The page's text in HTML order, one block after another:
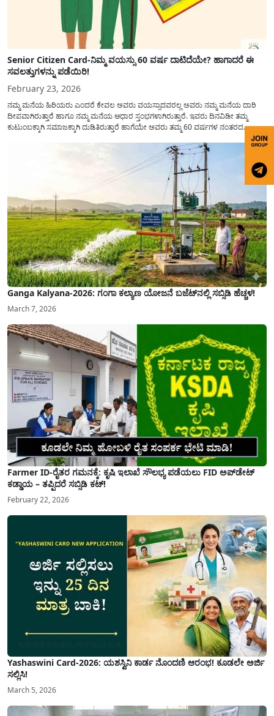
Senior Citizen Card-ನಿಮ್ಮ ವಯಸ್ಸು 60 ವರ್ಷ ದಾಟಿದೆಯೇ? ಹಾಗಾದರೆ ಈ
ಸವಲತ್ತುಗಳನ್ನು ಪಡೆಯಿರಿ!
February 23, 2026
ನಮ್ಮ ಮನೆಯ ಹಿರಿಯರು ಎಂದರೆ ಕೇವಲ ಅವರು ವಯಸ್ಸಾದವರಲ್ಲ ಅವರು ನಮ್ಮ ಮನೆಯ ದಾರಿ
ದೀಪವಾಗಿರುತ್ತಾರೆ ಹಾಗೂ ನಮ್ಮ ಮನೆಯ ಆಧಾರ ಸ್ತಂಭಗಳಾಗಿರುತ್ತಾರೆ. ಇವರು ದಿನವಿಡೀ ತಮ್ಮ
ಕುಟುಂಬಕ್ಕಾಗಿ ಸಮಾಜಕ್ಕಾಗಿ ದುಡಿತಿರುತ್ತಾರೆ ಹಾಗೆಯೇ ಅವರು ತಮ್ಮ 60 ವರ್ಷಗಳ ನಂತರದ
ಜೀವನವನ್ನು ನೆಮ್ಮದಿಯಿಂದ ಕಳೆಯಬೇಕೆಂಬುದು ಪ್ರತಿಯೊಬ್ಬರ ಕನಸಾಗಿರುತ್ತದೆ ಆದ್ದರಿಂದ ಸರ್ಕಾರವು
Ganga Kalyana-2026: ಗಂಗಾ ಕಲ್ಯಾಣ ಯೋಜನೆ ಬಜೆಟ್‌ನಲ್ಲಿ ಸಬ್ಸಿಡಿ ಹೆಚ್ಚಳ!
March 7, 2026
Farmer ID-ರೈತರ ಗಮನಕ್ಕೆ: ಕೃಷಿ ಇಲಾಖೆ ಸೌಲಭ್ಯ ಪಡೆಯಲು FID ಅಪ್‌ಡೇಟ್
ಕಡ್ಡಾಯ – ತಪ್ಪಿದರೆ ಸಬ್ಸಿಡಿ ಕಟ್!
February 22, 2026
Yashaswini Card-2026: ಯಶಸ್ವಿನಿ ಕಾರ್ಡ ನೊಂದಣಿ ಆರಂಭ! ಕೂಡಲೇ ಅರ್ಜಿ
ಸಲ್ಲಿಸಿ!
March 5, 2026